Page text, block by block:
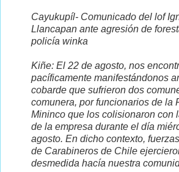
Cayukupíl- Comunicado del lof
Llancapan ante agresión de
policía winka
Kiñe: El 22 de agosto, nos
pacíficamente manifestándonos
cobarde que sufrieron dos
comunera, por funcionarios de la
Mininco que los colisionaron con
de la empresa durante el día
agosto. En dicho contexto,
de Carabineros de Chile
desmedida hacía nuestra